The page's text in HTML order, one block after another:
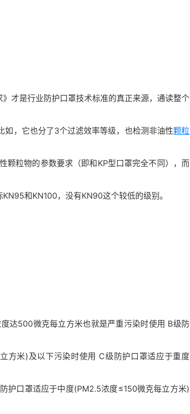
是行业防护口罩技术标准的真正来源，通读整个
，它也分了3个过滤效率等级，也检测非油性颗粒
颗粒物的参数要求（即和KP型口罩完全不同），而
和KN100，没有KN90这个较低的级别。
500微克每立方米也就是严重污染时使用 B级防
方米)及以下污染时使用 C级防护口罩适应于重度
护口罩适应于中度(PM2.5浓度≤150微克每立方米)